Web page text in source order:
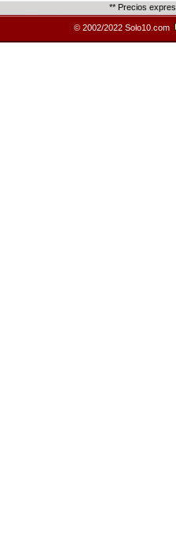
** Precios
© 2002/2022 Solo10.com